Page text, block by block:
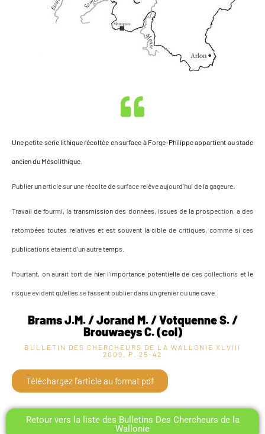
Une petite série lithique récoltée en surface à Forge-Philippe appartient au stade
ancien du Mésolithique.
Publierunarticlesurune récoltedesurface relèveaujourd’hui de lagageure.
Travail de fourmi, la transmission des données, issues de la prospection, a des
retombées toutes relatives et est souvent la cible de critiques, comme si ces
publications étaientd’unautretemps
Pourtant, on aurait tort de nier l’importance potentielle de ces collections et le
risqueévidentqu’elles sefassentoublierdans ungrenierouunecave.
Brams J.M. / Jorand M. / Votquenne S. /
Brouwaeys C. (col)
BULLETIN DES CHERCHEURS DE LA WALLONIE XLVIII
2009, P. 25-42
Téléchargez l'article au format pdf
Retour vers la liste des Bulletins Des Chercheurs de la
Wallonie